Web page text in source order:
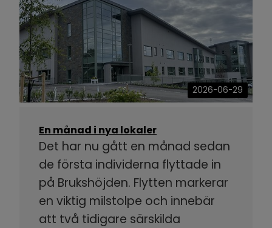
2026-06-29
En månad i nya lokaler
Det har nu gått en månad sedan
de första individerna flyttade in
på Brukshöjden. Flytten markerar
en viktig milstolpe och innebär
att två tidigare särskilda